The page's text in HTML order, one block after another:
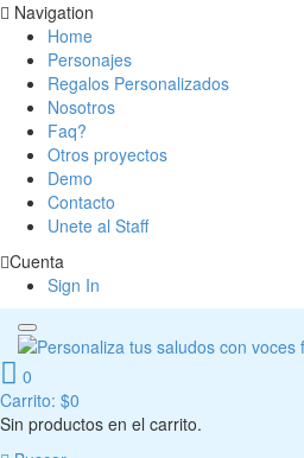
Navigation
Home
Personajes
Regalos Personalizados
Nosotros
Faq?
Otros proyectos
Demo
Contacto
Unete al Staff
Cuenta
Sign In
0
Carrito: $0
Sin productos en el carrito.